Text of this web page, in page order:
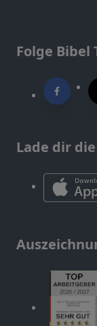
Folge Bibel
Lade dir